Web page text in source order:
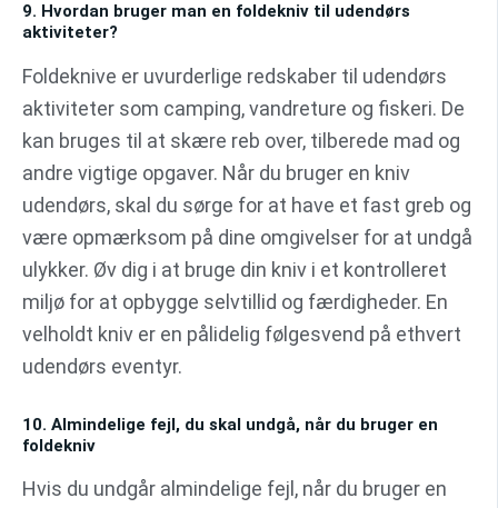
9. Hvordan bruger man en foldekniv til udendørs
aktiviteter?
Foldeknive er uvurderlige redskaber til udendørs
aktiviteter som camping, vandreture og fiskeri. De
kan bruges til at skære reb over, tilberede mad og
andre vigtige opgaver. Når du bruger en kniv
udendørs, skal du sørge for at have et fast greb og
være opmærksom på dine omgivelser for at undgå
ulykker. Øv dig i at bruge din kniv i et kontrolleret
miljø for at opbygge selvtillid og færdigheder. En
velholdt kniv er en pålidelig følgesvend på ethvert
udendørs eventyr.
10. Almindelige fejl, du skal undgå, når du bruger en
foldekniv
Hvis du undgår almindelige fejl, når du bruger en